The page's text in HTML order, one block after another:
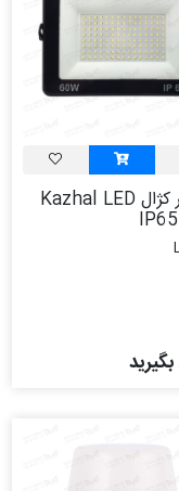
پرژکتور کژال Kazhal LED